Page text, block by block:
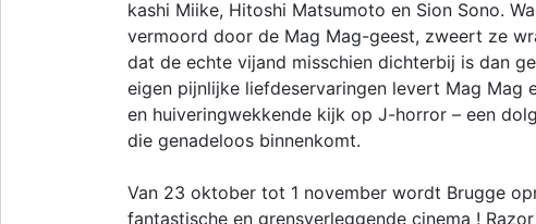
kashi Miike, Hitoshi Matsumoto en Sion Sono.
vermoord door de Mag Mag-geest, zweert ze
dat de echte vijand misschien dichterbij is dan
eigen pijnlijke liefdeservaringen levert Mag Mag
en huiveringwekkende kijk op J-horror – een
die genadeloos binnenkomt.
Van 23 oktober tot 1 november wordt Brugge
fantastische en grensverleggende cinema !